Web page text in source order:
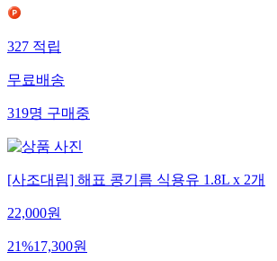
327적립
무료배송
319명구매중
[사조대림] 해표 콩기름 식용유 1.8L x 2개
22,000원
21%17,300원